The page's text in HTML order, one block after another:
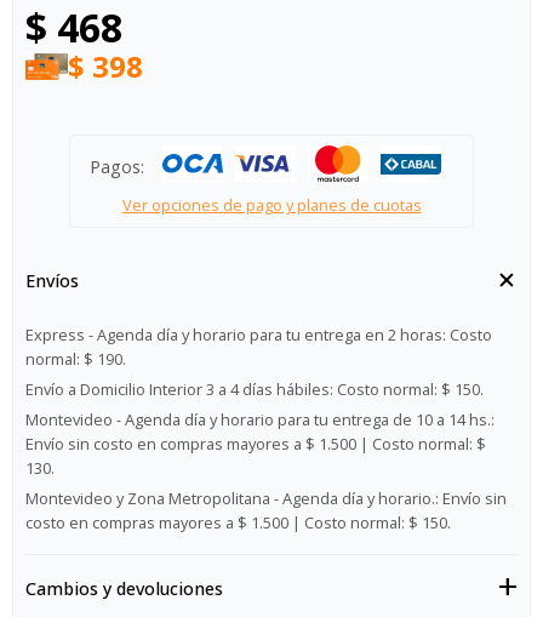
$ 468
$ 398
Pagos:
Ver opciones de pago y planes de cuotas
Envíos
Express - Agenda día y horario para tu entrega en 2 horas: Costo
normal: $ 190.
Envío a Domicilio Interior 3 a 4 días hábiles: Costo normal: $ 150.
Montevideo - Agenda día y horario para tu entrega de 10 a 14 hs.:
Envío sin costo en compras mayores a $ 1.500 | Costo normal: $
130.
Montevideo y Zona Metropolitana - Agenda día y horario.: Envío sin
costo en compras mayores a $ 1.500 | Costo normal: $ 150.
Cambios y devoluciones